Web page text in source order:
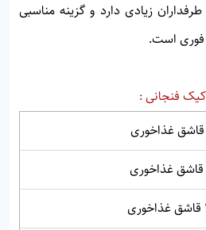
زیادی دارد و گزینه مناسبی
فوری است.
کیک فنجانی :